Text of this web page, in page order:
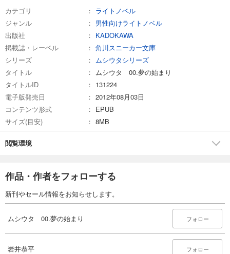
カテゴリ
ライトノベル
ジャンル
男性向けライトノベル
出版社
KADOKAWA
掲載誌・レーベル
角川スニーカー文庫
シリーズ
ムシウタシリーズ
タイトル
ムシウタ 00.夢の始まり
タイトルID
131224
電子版発売日
2012年08月03日
コンテンツ形式
EPUB
サイズ(目安)
8MB
閲覧環境
作品・作者をフォローする
新刊やセール情報をお知らせします。
ムシウタ 00.夢の始まり フォロー
岩井恭平 フォロー